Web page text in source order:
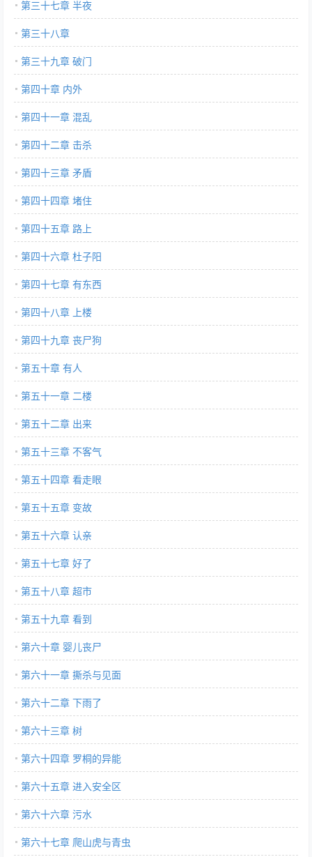
第三十七章 半夜
第三十八章
第三十九章 破门
第四十章 内外
第四十一章 混乱
第四十二章 击杀
第四十三章 矛盾
第四十四章 堵住
第四十五章 路上
第四十六章 杜子阳
第四十七章 有东西
第四十八章 上楼
第四十九章 丧尸狗
第五十章 有人
第五十一章 二楼
第五十二章 出来
第五十三章 不客气
第五十四章 看走眼
第五十五章 变故
第五十六章 认亲
第五十七章 好了
第五十八章 超市
第五十九章 看到
第六十章 婴儿丧尸
第六十一章 撕杀与见面
第六十二章 下雨了
第六十三章 树
第六十四章 罗桐的异能
第六十五章 进入安全区
第六十六章 污水
第六十七章 爬山虎与青虫